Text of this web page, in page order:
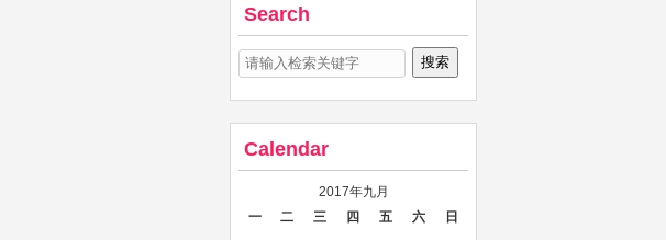
Search
Calendar
2017年九月
一
二 三 四 五 六 日